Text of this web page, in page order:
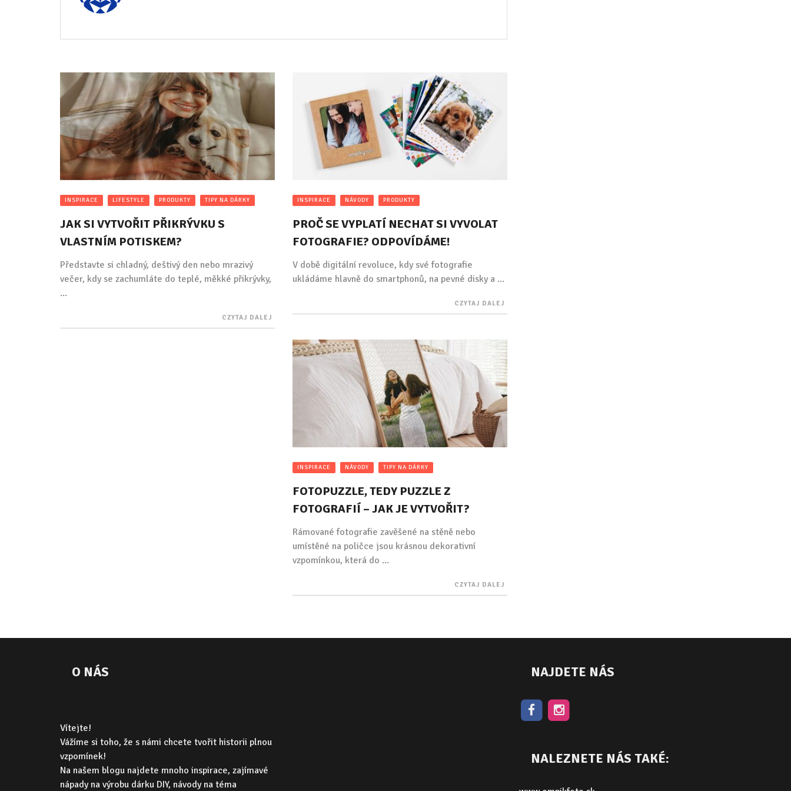
INSPIRACE LIFESTYLE PRODUKTY TIPY NA DÁRKY
JAK SI VYTVOŘIT PŘIKRÝVKU S
VLASTNÍM POTISKEM?
Představte si chladný, deštivý den nebo mrazivý
večer, kdy se zachumláte do teplé, měkké přikrývky,
...
CZYTAJ DALEJ
INSPIRACE NÁVODY PRODUKTY
PROČ SE VYPLATÍ NECHAT SI VYVOLAT
FOTOGRAFIE? ODPOVÍDÁME!
V době digitální revoluce, kdy své fotografie
ukládáme hlavně do smartphonů, na pevné disky a ...
CZYTAJ DALEJ
INSPIRACE NÁVODY TIPY NA DÁRKY
FOTOPUZZLE, TEDY PUZZLE Z
FOTOGRAFIÍ – JAK JE VYTVOŘIT?
Rámované fotografie zavěšené na stěně nebo
umístěné na poličce jsou krásnou dekorativní
vzpomínkou, která do ...
CZYTAJ DALEJ
O NÁS
Vítejte!
Vážíme si toho, že s námi chcete tvořit historii plnou
vzpomínek!
Na našem blogu najdete mnoho inspirace, zajímavé
nápady na výrobu dárku DIY, návody na téma
NAJDETE NÁS
NALEZNETE NÁS TAKÉ: